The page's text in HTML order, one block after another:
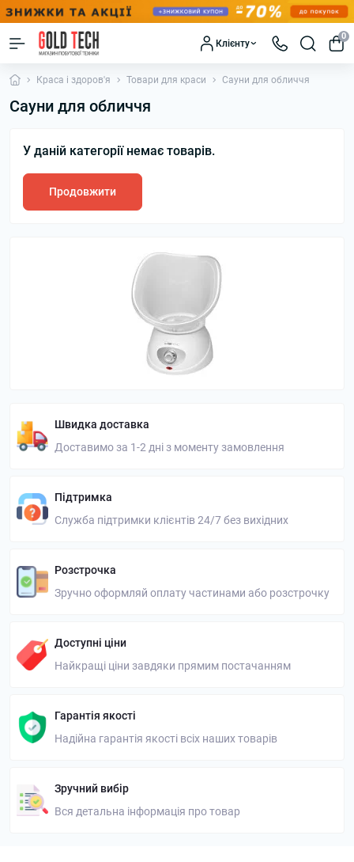
Клієнту
0
Краса і здоров'я Товари для краси Сауни для обличчя
Сауни для обличчя
У даній категорії немає товарів.
Продовжити
Швидка доставка
Доставимо за 1-2 дні з моменту замовлення
Підтримка
Служба підтримки клієнтів 24/7 без вихідних
Розстрочка
Зручно оформляй оплату частинами або розстрочку
Доступні ціни
Найкращі ціни завдяки прямим постачанням
Гарантія якості
Надійна гарантія якості всіх наших товарів
Зручний вибір
Вся детальна інформація про товар